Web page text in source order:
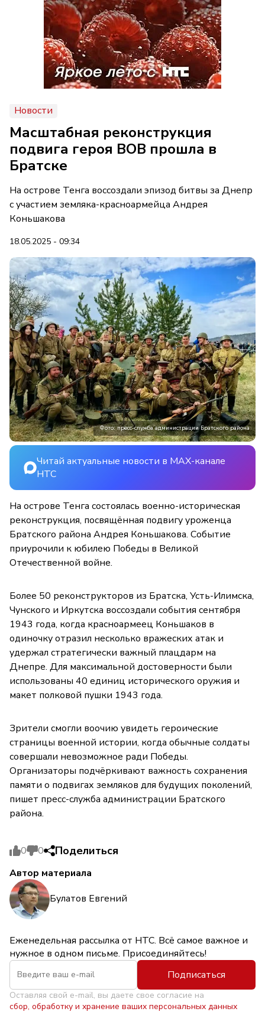
Новости
Масштабная реконструкция
подвига героя ВОВ прошла в
Братске
На острове Тенга воссоздали эпизод битвы за Днепр
с участием земляка-красноармейца Андрея
Коньшакова
18.05.2025 - 09:34
Фото: пресс-служба администрации Братского района
Читай актуальные новости в MAX-канале
НТС
На острове Тенга состоялась военно-историческая
реконструкция, посвящённая подвигу уроженца
Братского района Андрея Коньшакова. Событие
приурочили к юбилею Победы в Великой
Отечественной войне.
Более 50 реконструкторов из Братска, Усть-Илимска,
Чунского и Иркутска воссоздали события сентября
1943 года, когда красноармеец Коньшаков в
одиночку отразил несколько вражеских атак и
удержал стратегически важный плацдарм на
Днепре. Для максимальной достоверности были
использованы 40 единиц исторического оружия и
макет полковой пушки 1943 года.
Зрители смогли воочию увидеть героические
страницы военной истории, когда обычные солдаты
совершали невозможное ради Победы.
Организаторы подчёркивают важность сохранения
памяти о подвигах земляков для будущих поколений,
пишет пресс-служба администрации Братского
района.
0 0 Поделиться
Автор материала
Булатов Евгений
Еженедельная рассылка от НТС. Всё самое важное и
нужное в одном письме. Присоединяйтесь!
Подписаться
Оставляя свой e-mail, вы даете свое согласие на
сбор, обработку и хранение ваших персональных данных